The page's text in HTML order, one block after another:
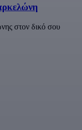
στον δικό σου